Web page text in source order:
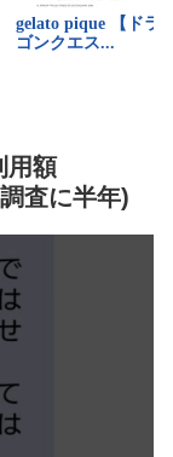
用額
査に半年)